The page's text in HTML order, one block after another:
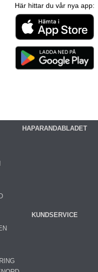
Här hittar du vår nya app:
HAPARANDABLADET
KUNDSERVICE